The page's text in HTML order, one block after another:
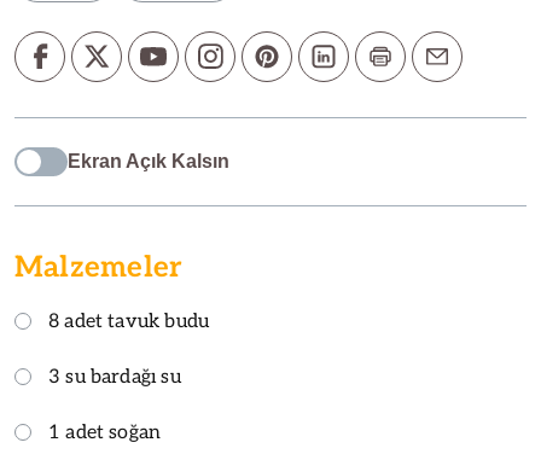
Ekran Açık Kalsın
Malzemeler
8 adet tavuk budu
3 su bardağı su
1 adet soğan